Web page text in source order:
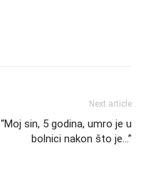
Next article
“Moj sin, 5 godina, umro je u
bolnici nakon što je…”